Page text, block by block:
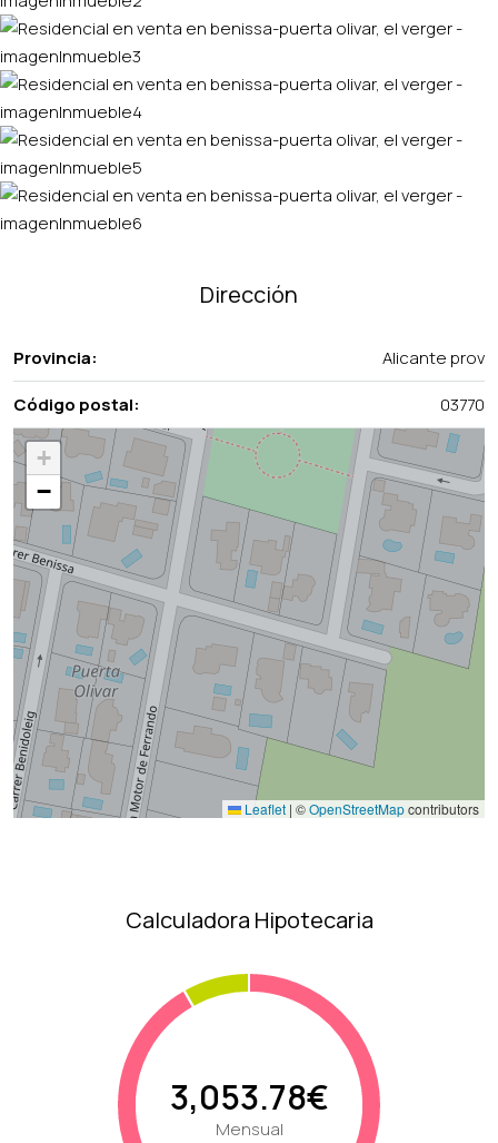
Dirección
Provincia:
Alicante prov
Código postal:
03770
+
−
Leaflet | ©OpenStreetMapcontributors
Calculadora Hipotecaria
3,053.78€
Mensual